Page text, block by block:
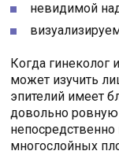
невидимой
Когда гинеколог
может изучить
эпителий имеет
довольно ровную
многослойных